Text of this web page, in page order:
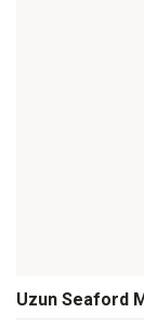
Uzun Seaford